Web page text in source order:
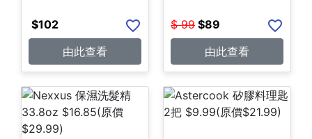
$102
由此查看
$ 99 $89
由此查看